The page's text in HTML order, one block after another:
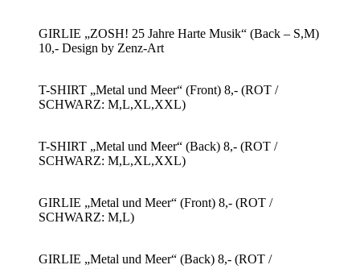
GIRLIE „ZOSH! 25 Jahre Harte Musik“ (Back – S,M)
10,- Design by Zenz-Art
T-SHIRT „Metal und Meer“ (Front) 8,- (ROT /
SCHWARZ: M,L,XL,XXL)
T-SHIRT „Metal und Meer“ (Back) 8,- (ROT /
SCHWARZ: M,L,XL,XXL)
GIRLIE „Metal und Meer“ (Front) 8,- (ROT /
SCHWARZ: M,L)
GIRLIE „Metal und Meer“ (Back) 8,- (ROT /